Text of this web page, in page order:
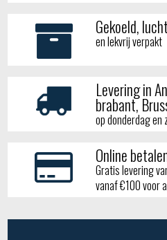
Gekoeld,
en lekvrij verpakt
Levering in
brabant,
op donderdag
Online
Gratis levering
vanaf €100 voor